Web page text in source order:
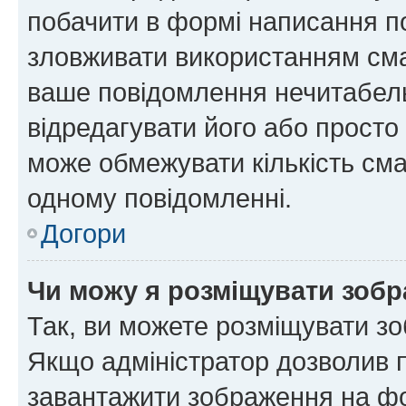
побачити в формі написання
зловживати використанням
ваше повідомлення
відредагувати його або
може обмежувати кількість
одному повідомленні.
Догори
Чи можу я розміщувати
Так, ви можете розміщувати
Якщо адміністратор
завантажити зображення на